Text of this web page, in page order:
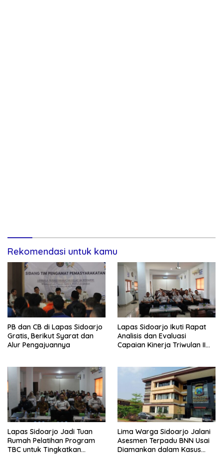
Rekomendasi untuk kamu
PB dan CB di Lapas Sidoarjo
Gratis, Berikut Syarat dan
Alur Pengajuannya
Lapas Sidoarjo Ikuti Rapat
Analisis dan Evaluasi
Capaian Kinerja Triwulan II
Lapas Sidoarjo Jadi Tuan
Rumah Pelatihan Program
TBC untuk Tingkatkan
Lima Warga Sidoarjo Jalani
Asesmen Terpadu BNN Usai
Diamankan dalam Kasus